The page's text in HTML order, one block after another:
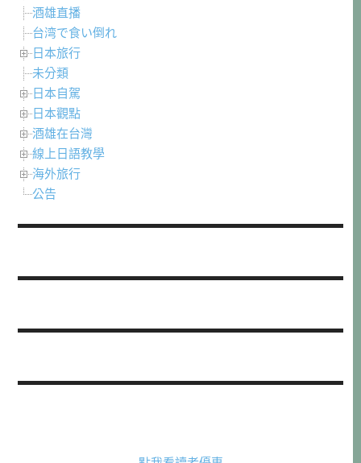
酒雄直播
台湾で食い倒れ
日本旅行
未分類
日本自駕
日本觀點
酒雄在台灣
線上日語教學
海外旅行
公告